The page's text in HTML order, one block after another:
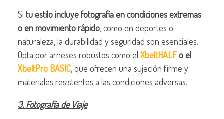
Si tu estilo incluye fotografía en condiciones extremas
o en movimiento rápido , como en deportes o
naturaleza, la durabilidad y seguridad son esenciales.
Opta por arneses robustos como el XbeltHALFo el
XbeltPro BASIC , que ofrecen una sujeción firme y
materiales resistentes a las condiciones adversas.
3. Fotografía de Viaje